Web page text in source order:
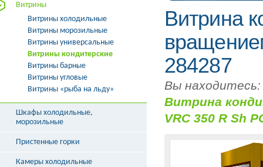
Витрина
284287
Вы находитесь:
Витрина
VRC 350 R Sh
Витрины
Витрины холодильные
Витрины морозильные
Витрины универсальные
Витрины кондитерские
Витрины барные
Витрины угловые
Витрины «рыба на льду»
Шкафы холодильные,
морозильные
Пристенные горки
Камеры холодильные